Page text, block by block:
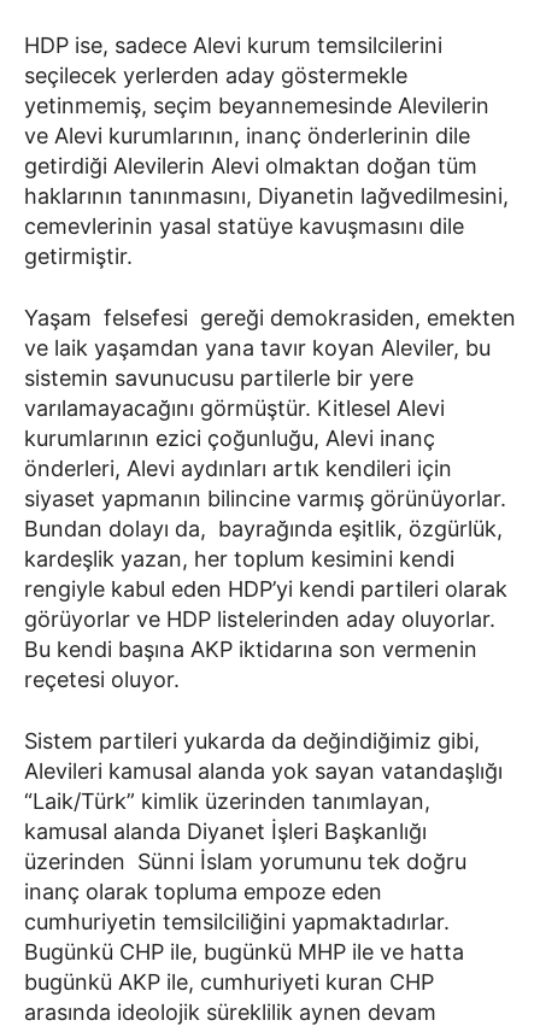
HDP ise, sadece Alevi kurum temsilcilerini
seçilecek yerlerden aday göstermekle
yetinmemiş, seçim beyannemesinde Alevilerin
ve Alevi kurumlarının, inanç önderlerinin dile
getirdiği Alevilerin Alevi olmaktan doğan tüm
haklarının tanınmasını, Diyanetin lağvedilmesini,
cemevlerinin yasal statüye kavuşmasını dile
getirmiştir.
Yaşam felsefesi gereği demokrasiden, emekten
ve laik yaşamdan yana tavır koyan Aleviler, bu
sistemin savunucusu partilerle bir yere
varılamayacağını görmüştür. Kitlesel Alevi
kurumlarının ezici çoğunluğu, Alevi inanç
önderleri, Alevi aydınları artık kendileri için
siyaset yapmanın bilincine varmış görünüyorlar.
Bundan dolayı da, bayrağında eşitlik, özgürlük,
kardeşlik yazan, her toplum kesimini kendi
rengiyle kabul eden HDP’yi kendi partileri olarak
görüyorlar ve HDP listelerinden aday oluyorlar.
Bu kendi başına AKP iktidarına son vermenin
reçetesi oluyor.
Sistem partileri yukarda da değindiğimiz gibi,
Alevileri kamusal alanda yok sayan vatandaşlığı
“Laik/Türk” kimlik üzerinden tanımlayan,
kamusal alanda Diyanet İşleri Başkanlığı
üzerinden Sünni İslam yorumunu tek doğru
inanç olarak topluma empoze eden
cumhuriyetin temsilciliğini yapmaktadırlar.
Bugünkü CHP ile, bugünkü MHP ile ve hatta
bugünkü AKP ile, cumhuriyeti kuran CHP
arasında ideolojik süreklilik aynen devam